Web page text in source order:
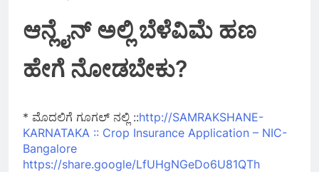
ಆನ್ಲೈನ್ ಅಲ್ಲಿ ಬೆಳೆವಿಮೆ ಹಣ
ಹೇಗೆ ನೋಡಬೇಕು?
* ಮೊದಲಿಗೆ ಗೂಗಲ್ ನಲ್ಲಿ ::http://SAMRAKSHANE-
KARNATAKA :: Crop Insurance Application – NIC-
Bangalore
https://share.google/LfUHgNGeDo6U81QTh